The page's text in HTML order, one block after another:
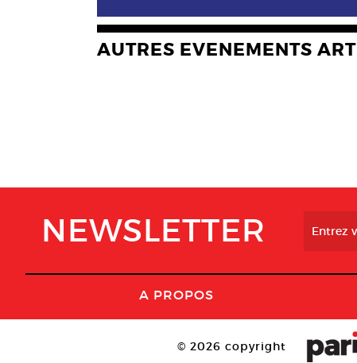
AUTRES EVENEMENTS ART
NEWSLETTER
A PROPOS
© 2026 copyright